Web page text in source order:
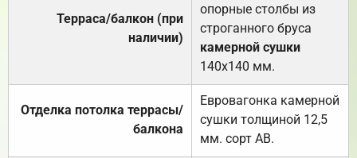
Терраса/балкон (при
наличии)
опорные столбы из
строганного бруса
камерной сушки
140х140 мм.
Отделка потолка террасы/
балкона
Евровагонка камерной
сушки толщиной 12,5
мм. сорт АВ.